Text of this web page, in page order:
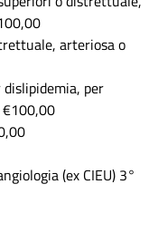
arteriosa o
per
(ex CIEU) 3°